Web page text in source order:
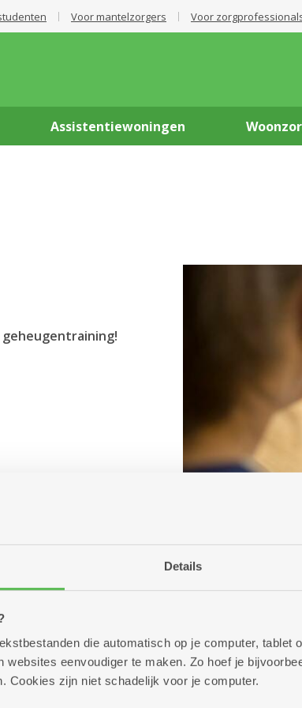
Details
die automatisch op je computer, tablet
websites eenvoudiger te maken. Zo hoef je
Cookies zijn niet schadelijk voor je computer.
Voor mantelzorgers Voor
Assistentiewoningen